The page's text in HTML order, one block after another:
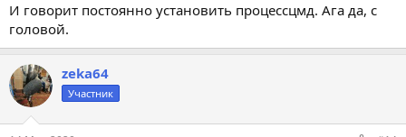
И говорит постоянно установить процессцмд. Ага да, с
головой.
zeka64
Участник